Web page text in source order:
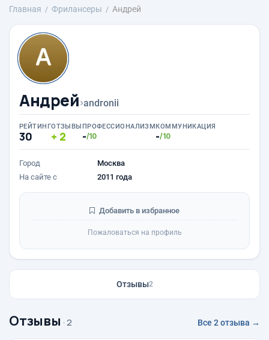
Главная Фрилансеры Андрей
Андрей›andronii
РЕЙТИНГ
30
ОТЗЫВЫ
2
ПРОФЕССИОНАЛИЗМ
-/10
КОММУНИКАЦИЯ
-/10
Город
Москва
На сайте с
2011 года
Добавить в избранное
Пожаловаться на профиль
Отзывы2
Отзывы · 2 Все 2 отзыва →